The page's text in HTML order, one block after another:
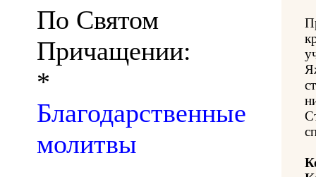
По Святом
Причащении:
*
Благодарственные
молитвы